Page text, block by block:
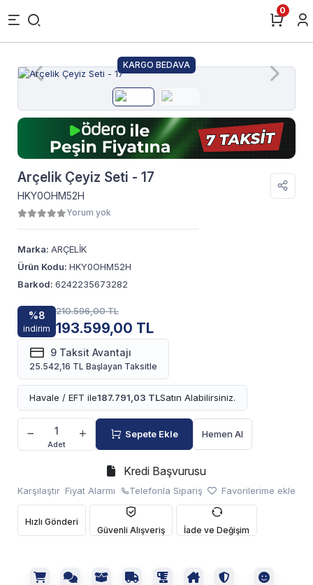
0
KARGO BEDAVA
Arçelik Çeyiz Seti - 17
HKY0OHM52H
Yorum yok
Marka: ARÇELİK
Ürün Kodu: HKY0OHM52H
Barkod: 6242235673282
%8
indirim
210.596,00 TL
193.599,00 TL
9 Taksit Avantajı
25.542,16 TL Başlayan Taksitle
Havale / EFT ile187.791,03 TLSatın Alabilirsiniz.
Adet
Sepete Ekle Hemen Al
Kredi Başvurusu
Karşılaştır Fiyat Alarmı Telefonla Sipariş Favorilerime ekle
Hızlı Gönderi
Güvenli Alışveriş
İade ve Değişim